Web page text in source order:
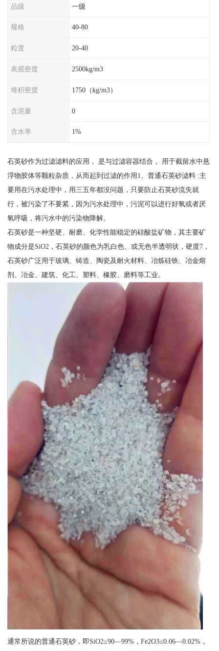
品级 一级
规格 40-80
粒度 20-40
表观密度 2500kg/m3
堆积密度 1750（kg/m3）
含泥量 0
含水率 1%
石英砂作为过滤滤料的应用， 是与过滤容器结合， 用于截留水中悬
浮物胶体等颗粒杂质，从而起到过滤的作用1、普通石英砂滤料 :主
要用在污水处理中，用三五年都没问题，只要防止石英砂流失就
行，被污染了不要紧，因为污水处理中，污泥可以进行好氧或者厌
氧呼吸，将污水中的污染物降解。
石英砂是一种坚硬、耐磨、化学性能稳定的硅酸盐矿物，其主要矿
物成分是SiO2，石英砂的颜色为乳白色、或无色半透明状，硬度7，
石英砂广泛用于玻璃、铸造、陶瓷及耐火材料、冶炼硅铁、冶金熔
剂、冶金、建筑、化工、塑料、橡胶、磨料等工业。
通常所说的普通石英砂，即SiO2≥90—99%，Fe2O3≤0.06—0.02%，